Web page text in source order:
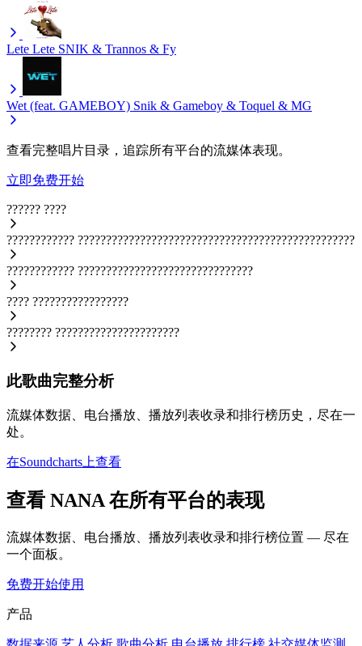
Lete Lete SNIK & Trannos & Fy
Wet (feat. GAMEBOY) Snik & Gameboy & Toquel & MG
查看完整唱片目录，追踪所有平台的流媒体表现。
立即免费开始
?????? ????
???????????? ?????????????????????????????????????????????????
???????????? ???????????????????????????????
???? ?????????????????
???????? ??????????????????????
此歌曲完整分析
流媒体数据、电台播放、播放列表收录和排行榜历史，尽在一
处。
在Soundcharts上查看
查看 NANA 在所有平台的表现
流媒体数据、电台播放、播放列表收录和排行榜位置 — 尽在
一个面板。
免费开始使用
产品